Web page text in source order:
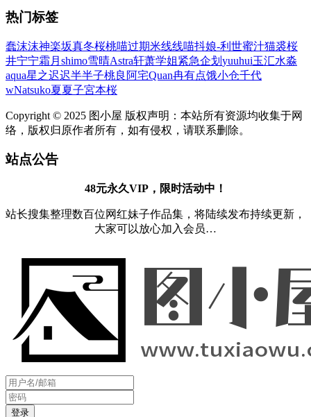
热门标签
蠢沫沫神楽坂真冬桜桃喵过期米线线喵抖娘-利世蜜汁猫裘桜
井宁宁霜月shimo雪晴Astra轩萧学姐紧急企划 yuuhui玉汇水淼
aqua星之迟迟半半子桃良阿宅Quan冉有点饿小仓千代
wNatsuko夏夏子宮本桜
Copyright © 2025 图小屋 版权声明：本站所有资源均收集于网
络，版权归原作者所有，如有侵权，请联系删除。
站点公告
48元永久VIP，限时活动中！
站长搜集整理数百位网红妹子作品集，将陆续发布持续更新，
大家可以放心加入会员…